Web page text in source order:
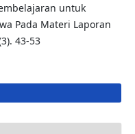
untuk
Pada Materi Laporan
43-53